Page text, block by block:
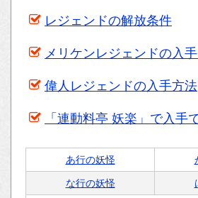
レジェンドの解放条件
メリケンレジェンドの入
偉人レジェンドの入手方法
「連動料亭 妖楽」で入手
あ行の妖怪
な行の妖怪